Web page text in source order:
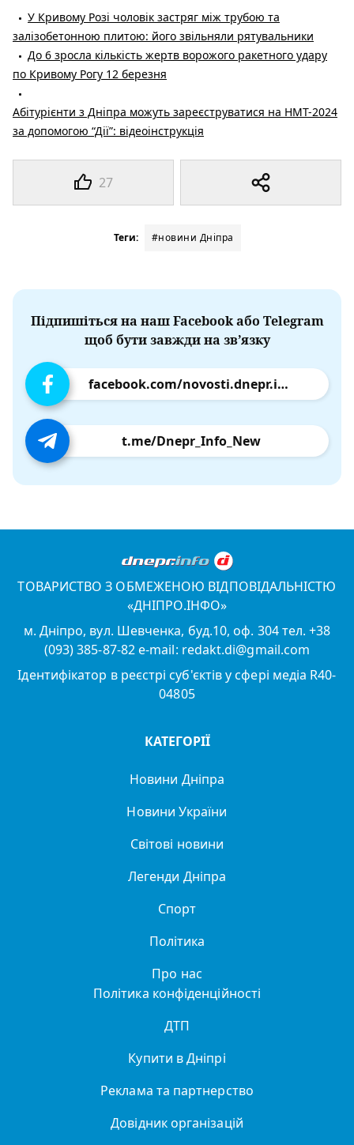
27
У Кривому Розі чоловік застряг між трубою та
залізобетонною плитою: його звільняли рятувальники
До 6 зросла кількість жертв ворожого ракетного удару
по Кривому Рогу 12 березня
Абітурієнти з Дніпра можуть зареєструватися на НМТ-2024
за допомогою “Дії”: відеоінструкція
Теги: #новини Дніпра
Підпишіться на наш Facebook або Telegram
щоб бути завжди на зв’язку
facebook.com/novosti.dnepr.info
t.me/Dnepr_Info_New
ТОВАРИСТВО З ОБМЕЖЕНОЮ ВІДПОВІДАЛЬНІСТЮ
«ДНІПРО.ІНФО»
м. Дніпро, вул. Шевченка, буд.10, оф. 304 тел. +38
(093) 385-87-82 e-mail: redakt.di@gmail.com
Ідентифікатор в реєстрі суб'єктів у сфері медіа R40-
04805
КАТЕГОРІЇ
Новини Дніпра
Новини України
Світові новини
Легенди Дніпра
Спорт
Політика
Про нас
Політика конфіденційності
ДТП
Купити в Дніпрі
Реклама та партнерство
Довідник організацій